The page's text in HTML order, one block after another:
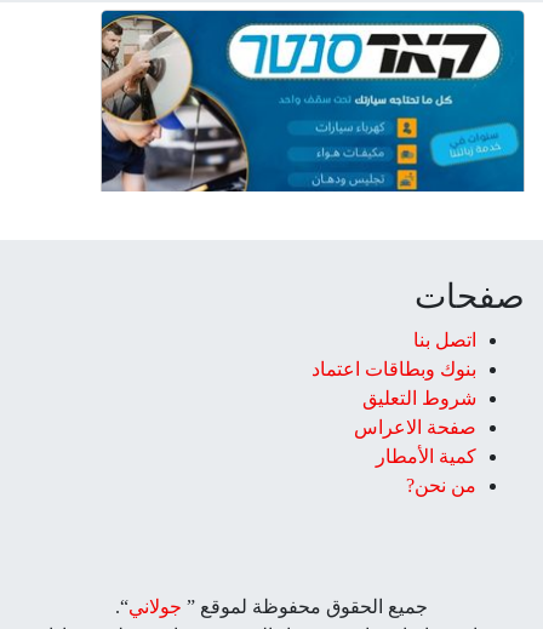
صفحات
اتصل بنا
بنوك وبطاقات اعتماد
شروط التعليق‎
صفحة الاعراس
كمية الأمطار
من نحن?
جميع الحقوق محفوظة لموقع ” جولاني“.